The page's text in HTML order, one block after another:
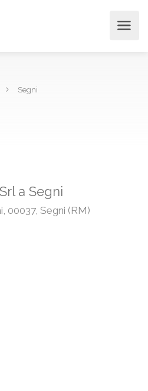
Segni
a Segni
00037, Segni (RM)